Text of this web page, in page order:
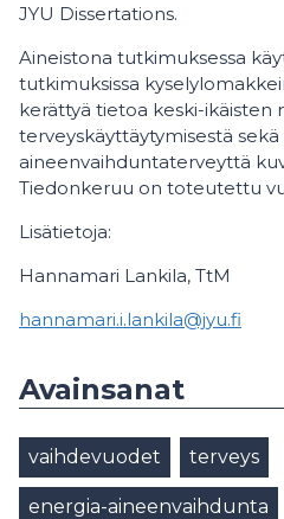
JYU Dissertations.
Aineistona tutkimuksessa
tutkimuksissa
kerättyä tietoa keski-ikäisten
terveyskäyttäytymisestä sekä
aineenvaihduntaterveyttä
Tiedonkeruu on toteutettu
Lisätietoja:
Hannamari Lankila, TtM
hannamari.i.lankila@jyu.fi
Avainsanat
vaihdevuodet terveys
energia-aineenvaihdunta